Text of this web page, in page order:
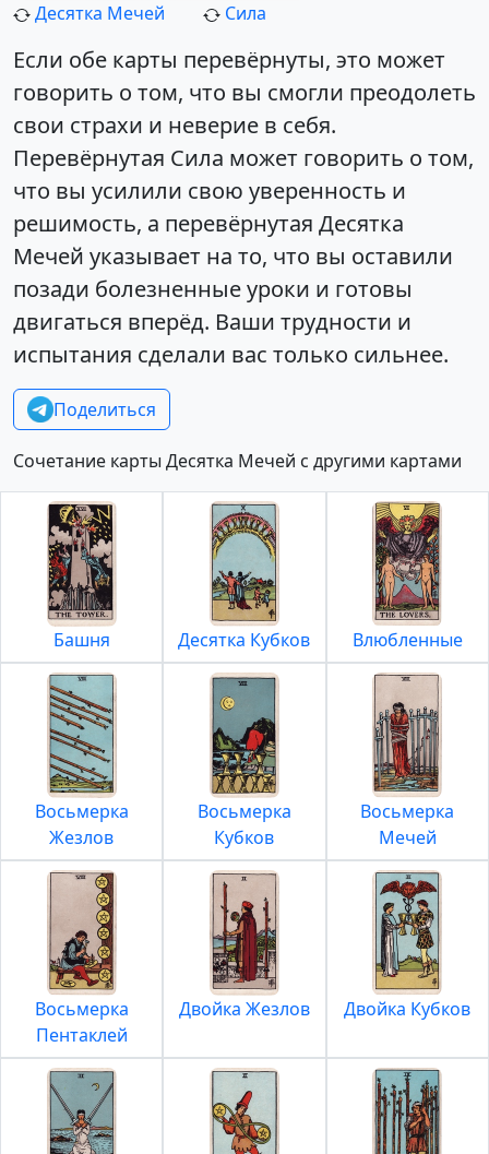
Десятка Мечей Сила
Если обе карты перевёрнуты, это может
говорить о том, что вы смогли преодолеть
свои страхи и неверие в себя.
Перевёрнутая Сила может говорить о том,
что вы усилили свою уверенность и
решимость, а перевёрнутая Десятка
Мечей указывает на то, что вы оставили
позади болезненные уроки и готовы
двигаться вперёд. Ваши трудности и
испытания сделали вас только сильнее.
Поделиться
Сочетание карты Десятка Мечей с другими картами
Башня Десятка Кубков Влюбленные
Восьмерка
Жезлов
Восьмерка
Кубков
Восьмерка
Мечей
Восьмерка
Пентаклей
Двойка Жезлов Двойка Кубков